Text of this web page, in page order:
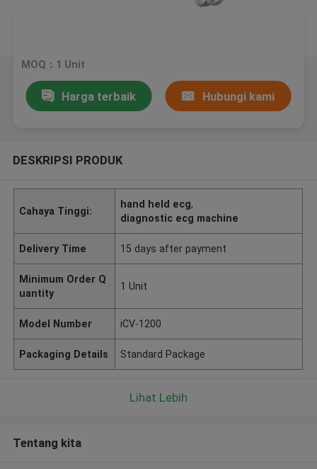
MOQ：1 Unit
Harga terbaik Hubungi kami
DESKRIPSI PRODUK
Cahaya Tinggi:
hand held ecg,
diagnostic ecg machine
Delivery Time 15 days after payment
Minimum Order Q
uantity
1 Unit
Model Number iCV-1200
Packaging Details Standard Package
Lihat Lebih
Tentang kita